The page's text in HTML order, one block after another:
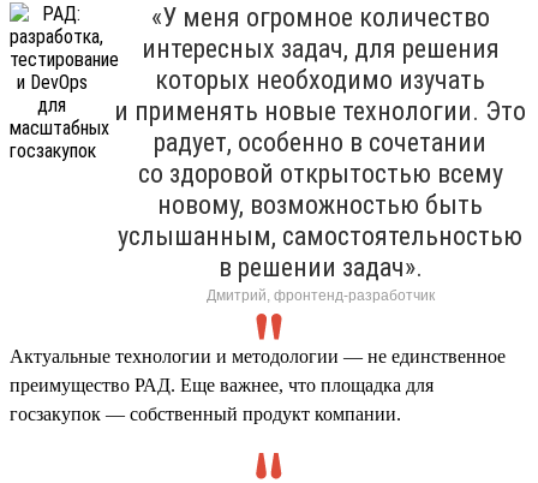
«У меня огромное количество
интересных задач, для решения
которых необходимо изучать
и применять новые технологии. Это
радует, особенно в сочетании
со здоровой открытостью всему
новому, возможностью быть
услышанным, самостоятельностью
в решении задач».
Дмитрий, фронтенд-разработчик
Актуальные технологии и методологии — не единственное
преимущество РАД. Еще важнее, что площадка для
госзакупок — собственный продукт компании.